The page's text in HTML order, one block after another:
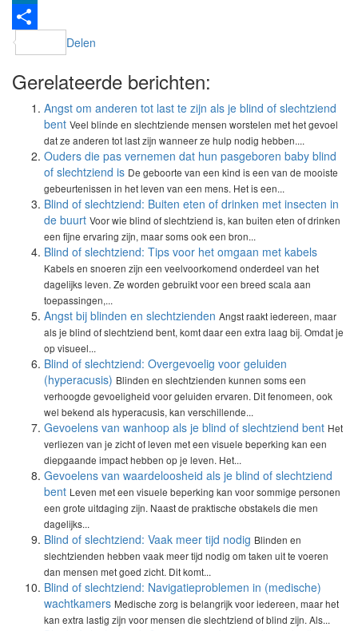
LinkedIn
Delen
Gerelateerde berichten:
Angst om anderen tot last te zijn als je blind of slechtziend
bent Veel blinde en slechtziende mensen worstelen met het gevoel
dat ze anderen tot last zijn wanneer ze hulp nodig hebben....
Ouders die pas vernemen dat hun pasgeboren baby blind
of slechtziend is De geboorte van een kind is een van de mooiste
gebeurtenissen in het leven van een mens. Het is een...
Blind of slechtziend: Buiten eten of drinken met insecten in
de buurt Voor wie blind of slechtziend is, kan buiten eten of drinken
een fijne ervaring zijn, maar soms ook een bron...
Blind of slechtziend: Tips voor het omgaan met kabels
Kabels en snoeren zijn een veelvoorkomend onderdeel van het
dagelijks leven. Ze worden gebruikt voor een breed scala aan
toepassingen,...
Angst bij blinden en slechtzienden Angst raakt iedereen, maar
als je blind of slechtziend bent, komt daar een extra laag bij. Omdat je
op visueel...
Blind of slechtziend: Overgevoelig voor geluiden
(hyperacusis) Blinden en slechtzienden kunnen soms een
verhoogde gevoeligheid voor geluiden ervaren. Dit fenomeen, ook
wel bekend als hyperacusis, kan verschillende...
Gevoelens van wanhoop als je blind of slechtziend bent Het
verliezen van je zicht of leven met een visuele beperking kan een
diepgaande impact hebben op je leven. Het...
Gevoelens van waardeloosheid als je blind of slechtziend
bent Leven met een visuele beperking kan voor sommige personen
een grote uitdaging zijn. Naast de praktische obstakels die men
dagelijks...
Blind of slechtziend: Vaak meer tijd nodig Blinden en
slechtzienden hebben vaak meer tijd nodig om taken uit te voeren
dan mensen met goed zicht. Dit komt...
Blind of slechtziend: Navigatieproblemen in (medische)
wachtkamers Medische zorg is belangrijk voor iedereen, maar het
kan extra lastig zijn voor mensen die slechtziend of blind zijn. Als...